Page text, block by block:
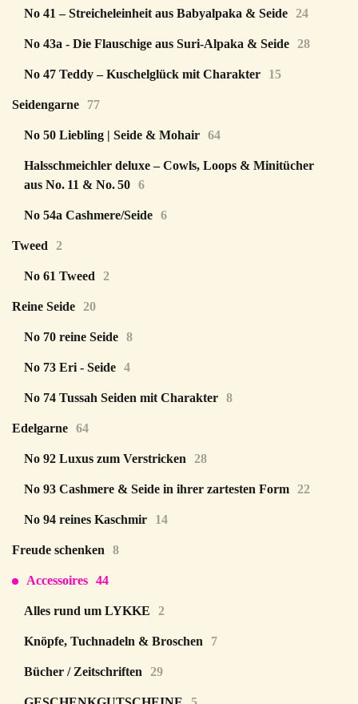
No 41 – Streicheleinheit aus Babyalpaka & Seide 24
No 43a - Die Flauschige aus Suri-Alpaka & Seide 28
No 47 Teddy – Kuschelglück mit Charakter 15
Seidengarne 77
No 50 Liebling | Seide & Mohair 64
Halsschmeichler deluxe – Cowls, Loops & Minitücher
aus No. 11 & No. 50 6
No 54a Cashmere/Seide 6
Tweed 2
No 61 Tweed 2
Reine Seide 20
No 70 reine Seide 8
No 73 Eri - Seide 4
No 74 Tussah Seiden mit Charakter 8
Edelgarne 64
No 92 Luxus zum Verstricken 28
No 93 Cashmere & Seide in ihrer zartesten Form 22
No 94 reines Kaschmir 14
Freude schenken 8
Accessoires 44
Alles rund um LYKKE 2
Knöpfe, Tuchnadeln & Broschen 7
Bücher / Zeitschriften 29